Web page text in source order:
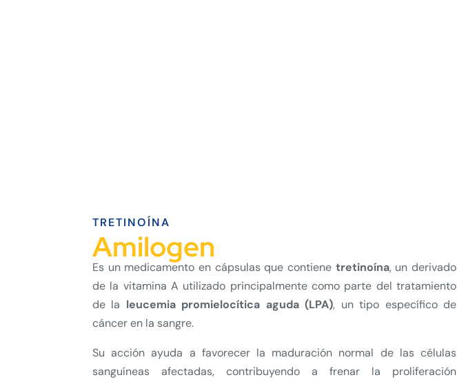
TRETINOÍNA
Amilogen
Es un medicamento en cápsulas que contiene tretinoína, un derivado
de la vitamina A utilizado principalmente como parte del tratamiento
de la leucemia promielocítica aguda (LPA), un tipo específico de
cáncer en la sangre.
Su acción ayuda a favorecer la maduración normal de las células
sanguíneas afectadas, contribuyendo a frenar la proliferación